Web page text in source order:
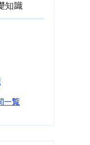
知識
一覧